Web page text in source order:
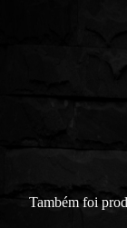
Também foi